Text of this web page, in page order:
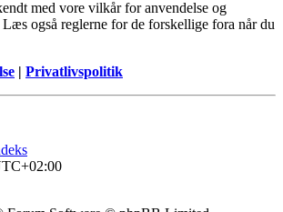
med vore vilkår for anvendelse og
også reglerne for de forskellige fora når du
| Privatlivspolitik